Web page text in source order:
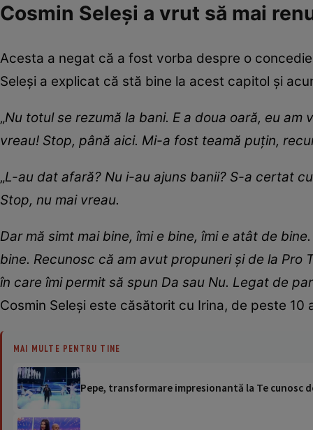
Cosmin Seleși a vrut să mai
Acesta a negat că a fost vorba despre o
Seleși a explicat că stă bine la acest capitol și
„Nu totul se rezumă la bani. E a doua oară, eu
vreau! Stop, până aici. Mi-a fost teamă puțin,
„L-au dat afară? Nu i-au ajuns banii? S-a certat
Stop, nu mai vreau.
Dar mă simt mai bine, îmi e bine, îmi e atât de
bine. Recunosc că am avut propuneri și de la Pro
în care îmi permit să spun Da sau Nu. Legat de
Cosmin Seleși este căsătorit cu Irina, de peste
MAI MULTE PENTRU TINE
Pepe, transformare impresionantă la Te cunosc